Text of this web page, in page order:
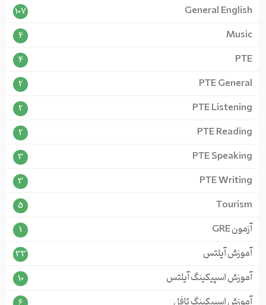
General English
107
Music
4
PTE
4
PTE General
2
PTE Listening
2
PTE Reading
2
PTE Speaking
3
PTE Writing
3
Tourism
5
آزمون GRE 1
آموزش آیلتس 33
آموزش اسپیکینگ آیلتس 10